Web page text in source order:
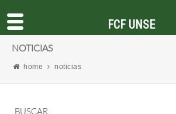
NOTICIAS
home noticias
BUSCAR
FCF UNSE